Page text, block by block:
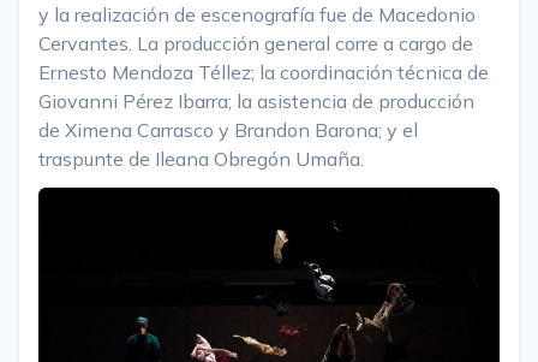
y la realización de escenografía fue de Macedonio
Cervantes. La producción general corre a cargo de
Ernesto Mendoza Téllez; la coordinación técnica de
Giovanni Pérez Ibarra; la asistencia de producción
de Ximena Carrasco y Brandon Barona; y el
traspunte de Ileana Obregón Umaña.